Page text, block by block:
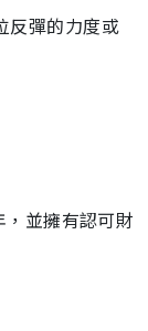
反彈的力度或
並擁有認可財